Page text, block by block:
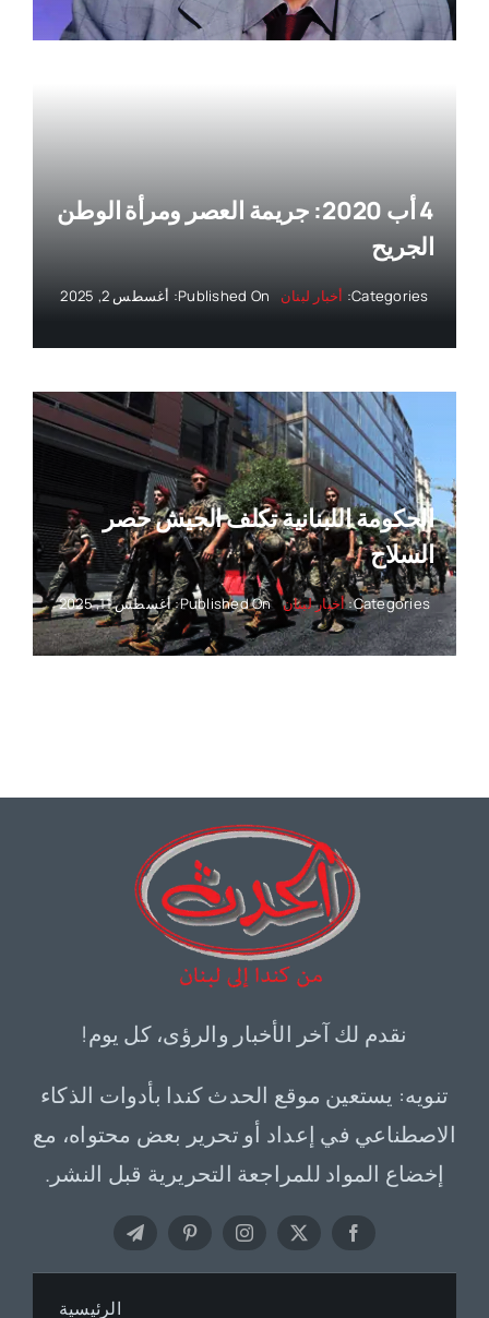
4 أب 2020: جريمة العصر ومرأة الوطن
الجريح
Categories: أخبار لبنان Published On: أغسطس 2, 2025
الحكومة اللبنانية تكلف الجيش حصر
السلاح
Categories: أخبار لبنان Published On: أغسطس 11, 2025
نقدم لك آخر الأخبار والرؤى، كل يوم!
تنويه: يستعين موقع الحدث كندا بأدوات الذكاء
الاصطناعي في إعداد أو تحرير بعض محتواه، مع
إخضاع المواد للمراجعة التحريرية قبل النشر.
الرئيسية